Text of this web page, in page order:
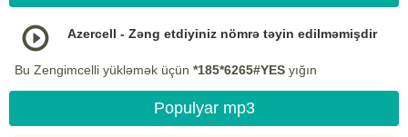
Azercell - Zəng etdiyiniz nömrə təyin edilməmişdir
Bu Zengimcelli yükləmək üçün *185*6265#YES yığın
Populyar mp3